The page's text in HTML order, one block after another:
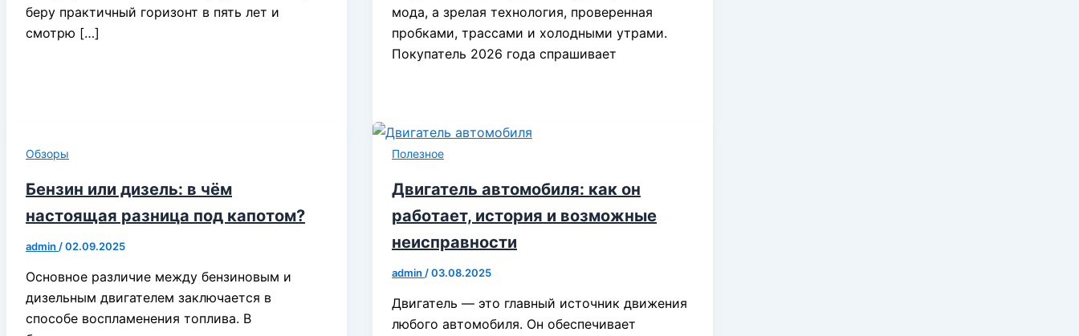
беру практичный горизонт в пять лет и
смотрю […]
мода, а зрелая технология, проверенная
пробками, трассами и холодными утрами.
Покупатель 2026 года спрашивает
Обзоры
Бензин или дизель: в чём
настоящая разница под капотом?
admin /02.09.2025
Основное различие между бензиновым и
дизельным двигателем заключается в
способе воспламенения топлива. В
Полезное
Двигатель автомобиля: как он
работает, история и возможные
неисправности
admin /03.08.2025
Двигатель — это главный источник движения
любого автомобиля. Он обеспечивает